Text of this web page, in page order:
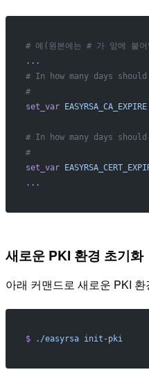
# 예(원본에는 # 가 앞에 붙어
...
# In how many days
#
set_var EASYRSA_CA_EXPIRE
# In how many days
#
set_var
...
새로운 PKI 환경 초기화
아래 커맨드로 새로운 PKI
$ ./easyrsa init-pki